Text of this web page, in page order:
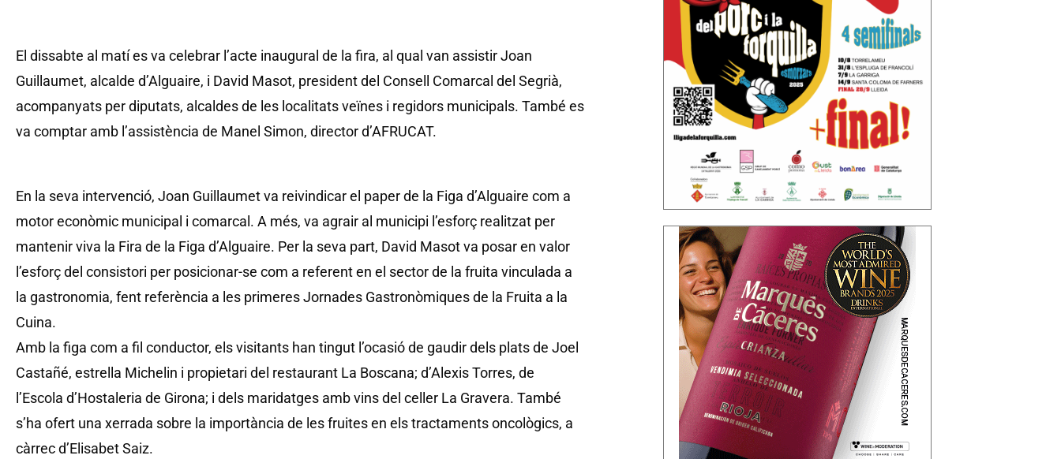
El dissabte al matí es va celebrar l’acte inaugural de la fira, al qual van assistir Joan
Guillaumet, alcalde d’Alguaire, i David Masot, president del Consell Comarcal del Segrià,
acompanyats per diputats, alcaldes de les localitats veïnes i regidors municipals. També es
va comptar amb l’assistència de Manel Simon, director d’AFRUCAT.
En la seva intervenció, Joan Guillaumet va reivindicar el paper de la Figa d’Alguaire com a
motor econòmic municipal i comarcal. A més, va agrair al municipi l’esforç realitzat per
mantenir viva la Fira de la Figa d’Alguaire. Per la seva part, David Masot va posar en valor
l’esforç del consistori per posicionar-se com a referent en el sector de la fruita vinculada a
la gastronomia, fent referència a les primeres Jornades Gastronòmiques de la Fruita a la
Cuina.
Amb la figa com a fil conductor, els visitants han tingut l’ocasió de gaudir dels plats de Joel
Castañé, estrella Michelin i propietari del restaurant La Boscana; d’Alexis Torres, de
l’Escola d’Hostaleria de Girona; i dels maridatges amb vins del celler La Gravera. També
s’ha ofert una xerrada sobre la importància de les fruites en els tractaments oncològics, a
càrrec d’Elisabet Saiz.